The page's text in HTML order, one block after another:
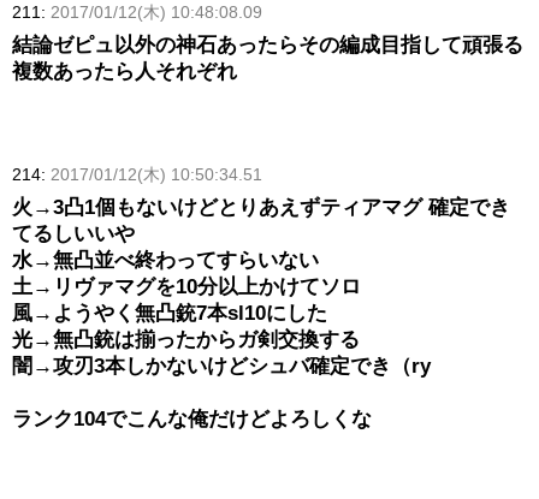
211: 2017/01/12(木) 10:48:08.09
結論ゼピュ以外の神石あったらその編成目指して頑張る
複数あったら人それぞれ
214: 2017/01/12(木) 10:50:34.51
火→3凸1個もないけどとりあえずティアマグ 確定でき
てるしいいや
水→無凸並べ終わってすらいない
土→リヴァマグを10分以上かけてソロ
風→ようやく無凸銃7本sl10にした
光→無凸銃は揃ったからガ剣交換する
闇→攻刃3本しかないけどシュバ確定でき（ry
ランク104でこんな俺だけどよろしくな